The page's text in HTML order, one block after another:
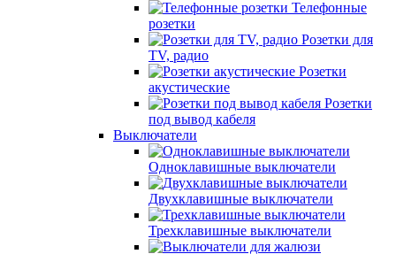
Телефонные
розетки
Розетки для
TV, радио
Розетки
акустические
Розетки
под вывод кабеля
Выключатели
Одноклавишные выключатели
Двухклавишные выключатели
Трехклавишные выключатели